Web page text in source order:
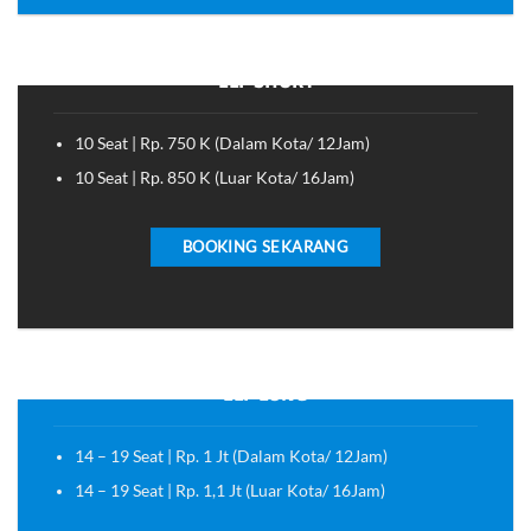
ELF SHORT
10 Seat | Rp. 750 K (Dalam Kota/ 12Jam)
10 Seat | Rp. 850 K (Luar Kota/ 16Jam)
BOOKING SEKARANG
ELF LONG
14 – 19 Seat | Rp. 1 Jt (Dalam Kota/ 12Jam)
14 – 19 Seat | Rp. 1,1 Jt (Luar Kota/ 16Jam)